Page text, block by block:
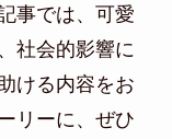
事では、可愛
社会的影響に
ける内容をお
リーに、ぜひ